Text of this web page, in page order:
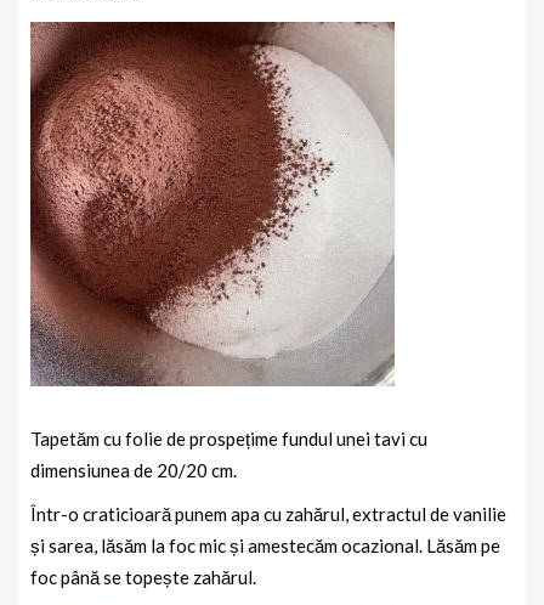
Tapetăm cu folie de prospețime fundul unei tavi cu
dimensiunea de 20/20 cm.
Într-o craticioară punem apa cu zahărul, extractul de vanilie
și sarea, lăsăm la foc mic și amestecăm ocazional. Lăsăm pe
foc până se topește zahărul.